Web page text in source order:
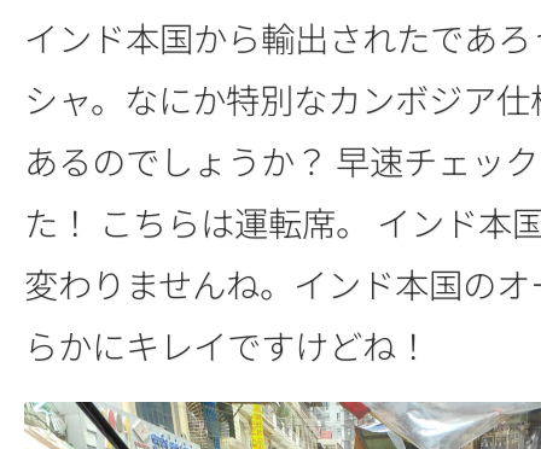
インド本国から輸出されたであ
シャ。なにか特別なカンボジア
あるのでしょうか？ 早速チェッ
た！ こちらは運転席。 インド本
変わりませんね。インド本国の
らかにキレイですけどね！